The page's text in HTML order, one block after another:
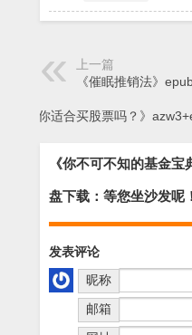
上一篇
《催眠推销法》
《你适合买股票吗？》
《你不可不知的基金
盘下载：等您坐沙发呢！
发表评论
昵称
邮箱